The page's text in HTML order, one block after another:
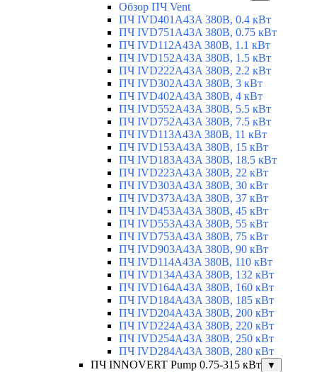
Обзор ПЧ Vent
ПЧ IVD401A43A 380В, 0.4 кВт
ПЧ IVD751A43A 380В, 0.75 кВт
ПЧ IVD112A43A 380В, 1.1 кВт
ПЧ IVD152A43A 380В, 1.5 кВт
ПЧ IVD222A43A 380В, 2.2 кВт
ПЧ IVD302A43A 380В, 3 кВт
ПЧ IVD402A43A 380В, 4 кВт
ПЧ IVD552A43A 380В, 5.5 кВт
ПЧ IVD752A43A 380В, 7.5 кВт
ПЧ IVD113A43A 380В, 11 кВт
ПЧ IVD153A43A 380В, 15 кВт
ПЧ IVD183A43A 380В, 18.5 кВт
ПЧ IVD223A43A 380В, 22 кВт
ПЧ IVD303A43A 380В, 30 кВт
ПЧ IVD373A43A 380В, 37 кВт
ПЧ IVD453A43A 380В, 45 кВт
ПЧ IVD553A43A 380В, 55 кВт
ПЧ IVD753A43A 380В, 75 кВт
ПЧ IVD903A43A 380В, 90 кВт
ПЧ IVD114A43A 380В, 110 кВт
ПЧ IVD134A43A 380В, 132 кВт
ПЧ IVD164A43A 380В, 160 кВт
ПЧ IVD184A43A 380В, 185 кВт
ПЧ IVD204A43A 380В, 200 кВт
ПЧ IVD224A43A 380В, 220 кВт
ПЧ IVD254A43A 380В, 250 кВт
ПЧ IVD284A43A 380В, 280 кВт
ПЧ INNOVERT Pump 0.75-315 кВт
▼